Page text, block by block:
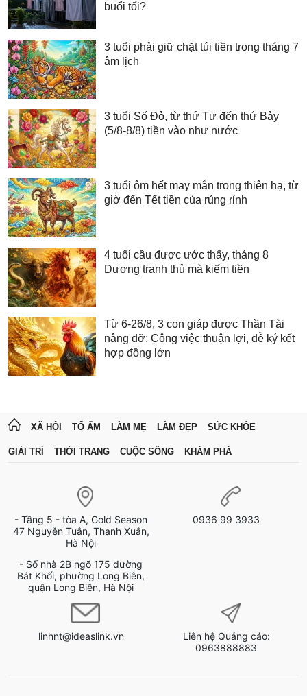
buổi tối?
3 tuổi phải giữ chặt túi tiền trong tháng 7
âm lịch
3 tuổi Số Đỏ, từ thứ Tư đến thứ Bảy
(5/8-8/8) tiền vào như nước
3 tuổi ôm hết may mắn trong thiên hạ, từ
giờ đến Tết tiền của rủng rỉnh
4 tuổi cầu được ước thấy, tháng 8
Dương tranh thủ mà kiếm tiền
Từ 6-26/8, 3 con giáp được Thần Tài
nâng đỡ: Công việc thuận lợi, dễ ký kết
hợp đồng lớn
XÃ HỘI TỔ ẤM LÀM MẸ LÀM ĐẸP SỨC KHỎE
GIẢI TRÍ THỜI TRANG CUỘC SỐNG KHÁM PHÁ
- Tầng 5 - tòa A, Gold Season
47 Nguyễn Tuân, Thanh Xuân,
Hà Nội
- Số nhà 2B ngõ 175 đường
Bát Khối, phường Long Biên,
quận Long Biên, Hà Nội
0936 99 3933
linhnt@ideaslink.vn
Liên hệ Quảng cáo:
0963888883